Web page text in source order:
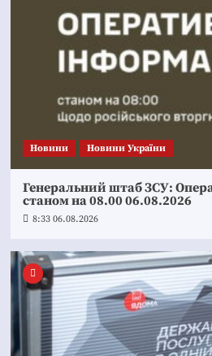
Новини Новини України
Генеральний штаб ЗСУ:
станом на 08.00 06.08.2026
8:33 06.08.2026